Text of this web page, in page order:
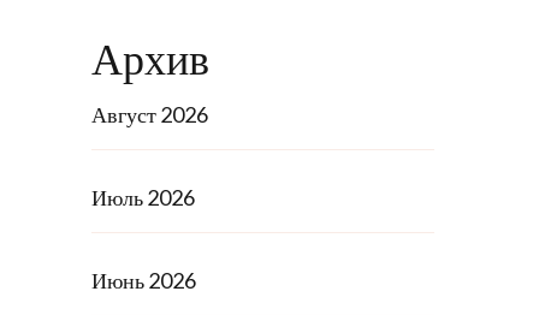
Архив
Август 2026
Июль 2026
Июнь 2026